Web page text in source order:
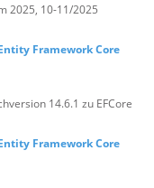
2025, 10-11/2025
Framework Core
14.6.1 zu EFCore
Framework Core